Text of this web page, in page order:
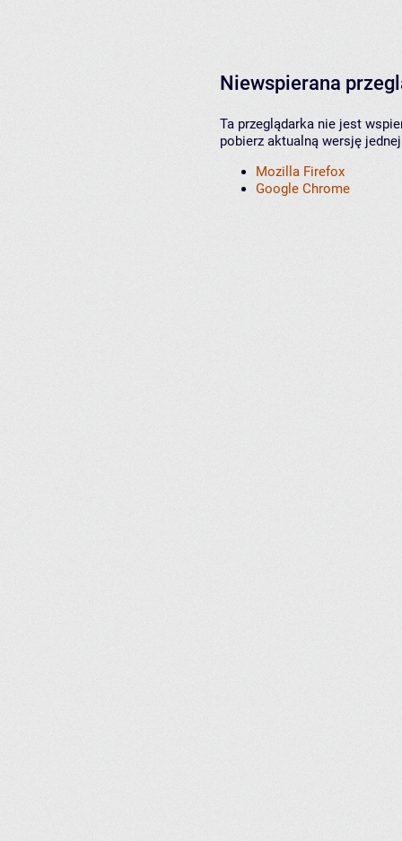
Niewspierana
Ta przeglądarka nie jest
pobierz aktualną wersję
Mozilla Firefox
Google Chrome